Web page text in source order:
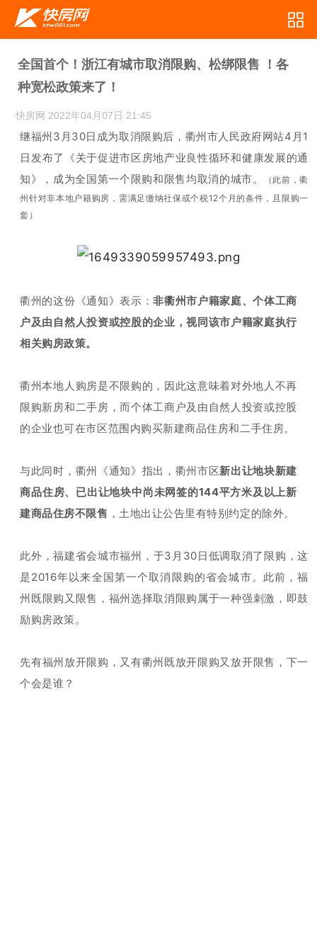
全国首个！浙江有城市取消限购、松绑限售 ！各
种宽松政策来了！
快房网 2022年04月07日 21:45
继福州3月30日成为取消限购后， 衢州市人民政府网站4月1
日发布了《关于促进市区房地产业良性循环和健康发展的通
知》， 成为全国第一个限购和限售均取消的城市。 （ 此前，衢
州针对非本地户籍购房，需满足缴纳社保或个税12个月的条件，且限购一
套）
衢州的这份《通知》表示：非衢州市户籍家庭、个体工商
户及由自然人投资或控股的企业，视同该市户籍家庭执行
相关购房政策。
衢州本地人购房是不限购的，因此这意味着对外地人不再
限购新房和二手房，而个体工商户及由自然人投资或控股
的企业也可在市区范围内购买新建商品住房和二手住房。
与此同时，衢州《通知》指出，衢州市区新出让地块新建
商品住房、已出让地块中尚未网签的144平方米及以上新
建商品住房不限售 ，土地出让公告里有特别约定的除外。
此外，福建省会城市福州，于3 月 30日低调取消了限购，这
是2016年以来全国第一个取消限购的省会城市。 此前，福
州既限购又限售，福州选择取消限购属于一种强刺激，即鼓
励购房政策。
先有福州放开限购，又有衢州既放开限购又放开限售，下一
个会是谁？